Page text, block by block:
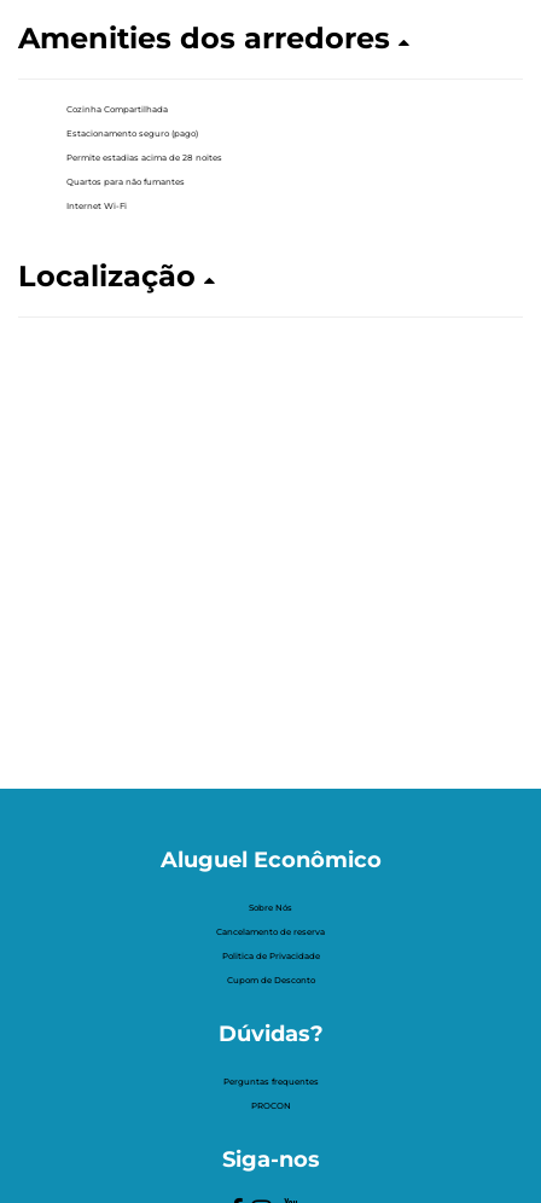
Amenities dos arredores
Cozinha Compartilhada
Estacionamento seguro (pago)
Permite estadias acima de 28 noites
Quartos para não fumantes
Internet Wi-Fi
Localização
Aluguel Econômico
Sobre Nós
Cancelamento de reserva
Politica de Privacidade
Cupom de Desconto
Dúvidas?
Perguntas frequentes
PROCON
Siga-nos